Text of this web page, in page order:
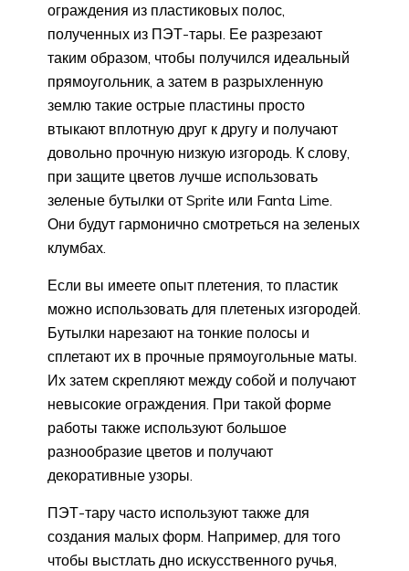
ограждения из пластиковых полос,
полученных из ПЭТ-тары. Ее разрезают
таким образом, чтобы получился идеальный
прямоугольник, а затем в разрыхленную
землю такие острые пластины просто
втыкают вплотную друг к другу и получают
довольно прочную низкую изгородь. К слову,
при защите цветов лучше использовать
зеленые бутылки от Sprite или Fanta Lime.
Они будут гармонично смотреться на зеленых
клумбах.
Если вы имеете опыт плетения, то пластик
можно использовать для плетеных изгородей.
Бутылки нарезают на тонкие полосы и
сплетают их в прочные прямоугольные маты.
Их затем скрепляют между собой и получают
невысокие ограждения. При такой форме
работы также используют большое
разнообразие цветов и получают
декоративные узоры.
ПЭТ-тару часто используют также для
создания малых форм. Например, для того
чтобы выстлать дно искусственного ручья,